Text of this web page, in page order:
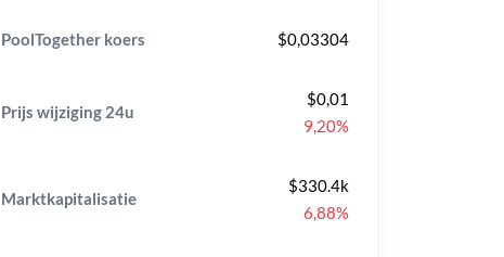
PoolTogether koers $0,03304
Prijs wijziging 24u
$0,01
9,20%
Marktkapitalisatie
$330.4k
6,88%